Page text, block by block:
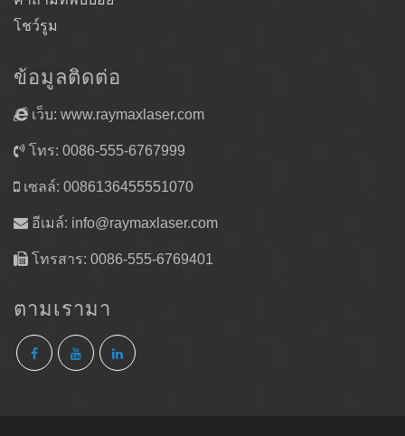
โชว์รูม
ข้อมูลติดต่อ
เว็บ: www.raymaxlaser.com
โทร: 0086-555-6767999
เซลล์: 0086136455551070
อีเมล์: info@raymaxlaser.com
โทรสาร: 0086-555-6769401
ตามเรามา